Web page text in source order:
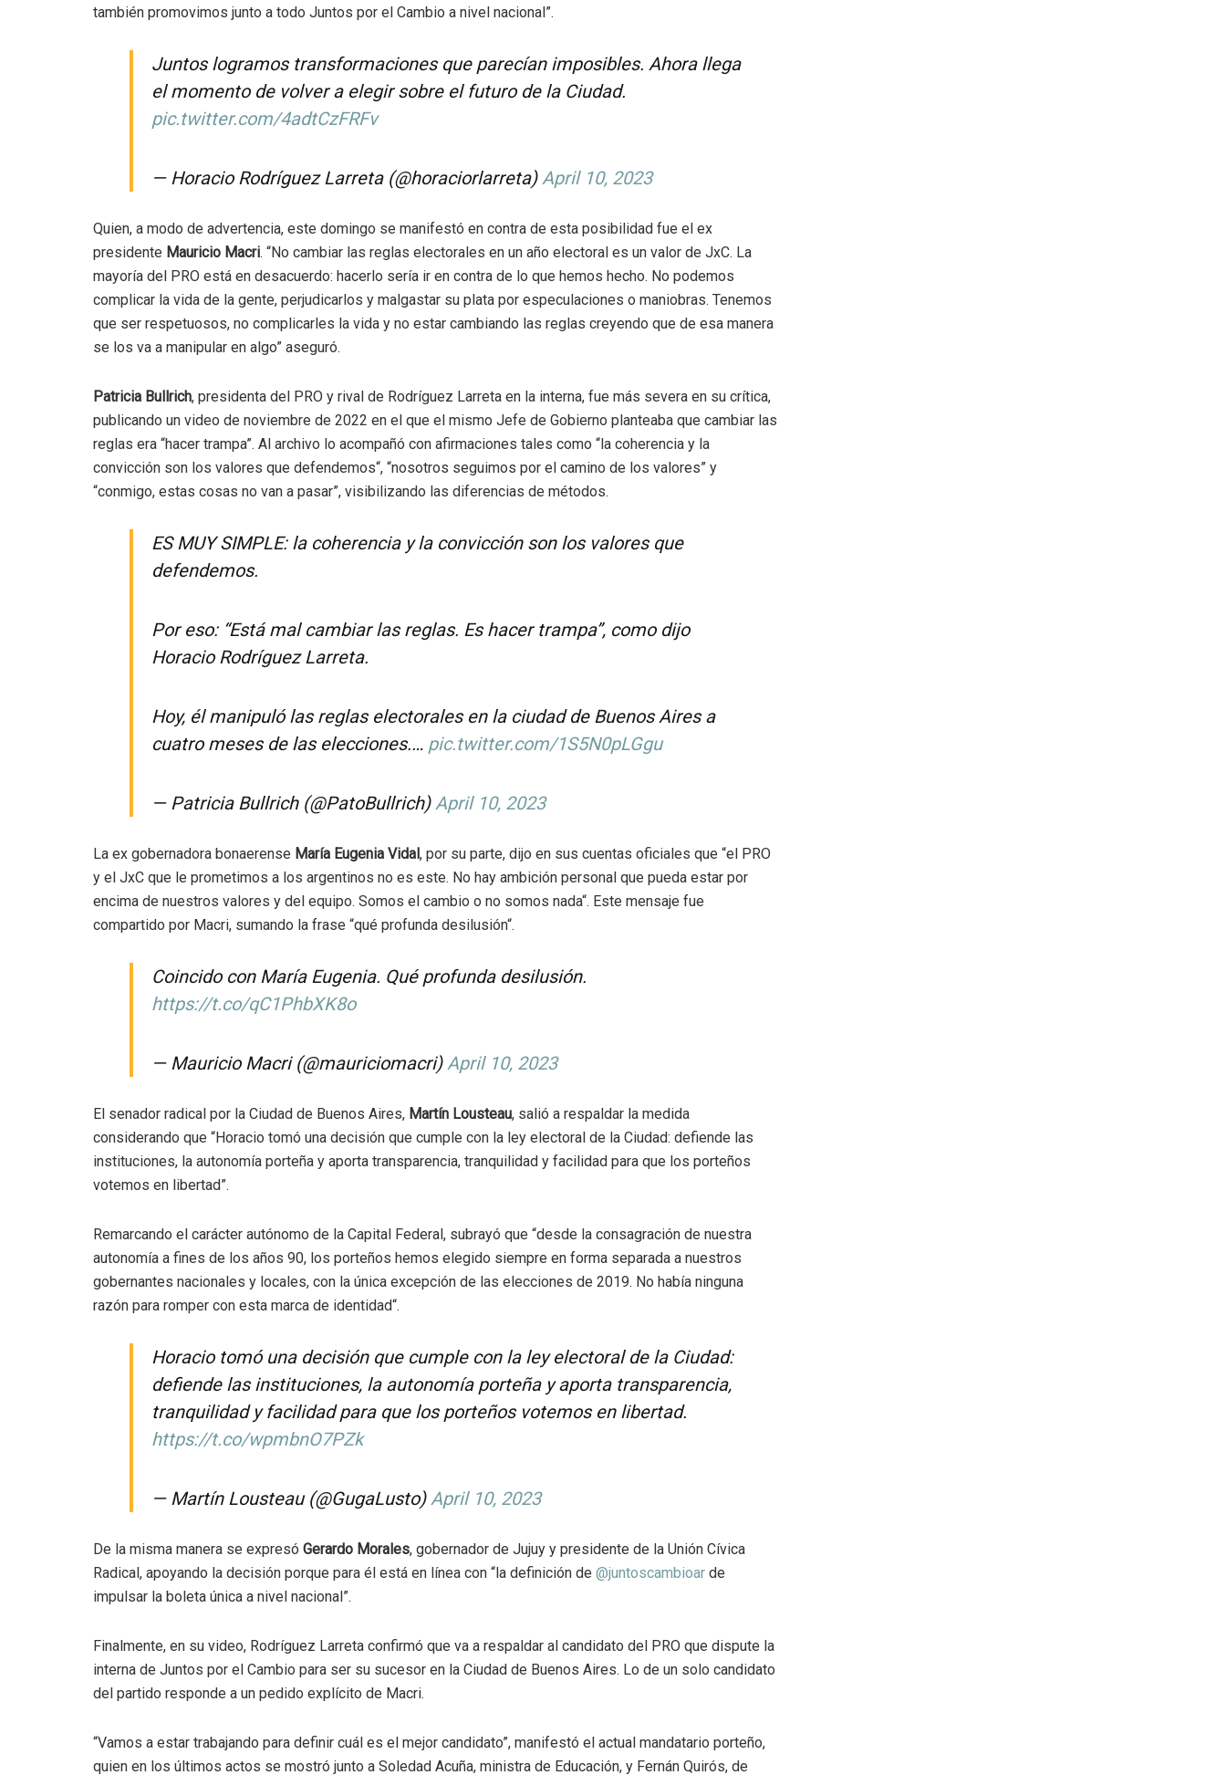
también promovimos junto a todo Juntos por el Cambio a nivel nacional”.
Juntos logramos transformaciones que parecían imposibles. Ahora llega
el momento de volver a elegir sobre el futuro de la Ciudad.
pic.twitter.com/4adtCzFRFv
— Horacio Rodríguez Larreta (@horaciorlarreta) April 10, 2023
Quien, a modo de advertencia, este domingo se manifestó en contra de esta posibilidad fue el ex
presidente Mauricio Macri. “No cambiar las reglas electorales en un año electoral es un valor de JxC. La
mayoría del PRO está en desacuerdo: hacerlo sería ir en contra de lo que hemos hecho. No podemos
complicar la vida de la gente, perjudicarlos y malgastar su plata por especulaciones o maniobras. Tenemos
que ser respetuosos, no complicarles la vida y no estar cambiando las reglas creyendo que de esa manera
se los va a manipular en algo” aseguró.
Patricia Bullrich, presidenta del PRO y rival de Rodríguez Larreta en la interna, fue más severa en su crítica,
publicando un video de noviembre de 2022 en el que el mismo Jefe de Gobierno planteaba que cambiar las
reglas era “hacer trampa”. Al archivo lo acompañó con afirmaciones tales como “la coherencia y la
convicción son los valores que defendemos“, “nosotros seguimos por el camino de los valores” y
“conmigo, estas cosas no van a pasar”, visibilizando las diferencias de métodos.
ES MUY SIMPLE: la coherencia y la convicción son los valores que
defendemos.
Por eso: “Está mal cambiar las reglas. Es hacer trampa”, como dijo
Horacio Rodríguez Larreta.
Hoy, él manipuló las reglas electorales en la ciudad de Buenos Aires a
cuatro meses de las elecciones.… pic.twitter.com/1S5N0pLGgu
— Patricia Bullrich (@PatoBullrich) April 10, 2023
La ex gobernadora bonaerense María Eugenia Vidal, por su parte, dijo en sus cuentas oficiales que “el PRO
y el JxC que le prometimos a los argentinos no es este. No hay ambición personal que pueda estar por
encima de nuestros valores y del equipo. Somos el cambio o no somos nada“. Este mensaje fue
compartido por Macri, sumando la frase “qué profunda desilusión“.
Coincido con María Eugenia. Qué profunda desilusión.
https://t.co/qC1PhbXK8o
— Mauricio Macri (@mauriciomacri) April 10, 2023
El senador radical por la Ciudad de Buenos Aires, Martín Lousteau, salió a respaldar la medida
considerando que “Horacio tomó una decisión que cumple con la ley electoral de la Ciudad: defiende las
instituciones, la autonomía porteña y aporta transparencia, tranquilidad y facilidad para que los porteños
votemos en libertad”.
Remarcando el carácter autónomo de la Capital Federal, subrayó que “desde la consagración de nuestra
autonomía a fines de los años 90, los porteños hemos elegido siempre en forma separada a nuestros
gobernantes nacionales y locales, con la única excepción de las elecciones de 2019. No había ninguna
razón para romper con esta marca de identidad“.
Horacio tomó una decisión que cumple con la ley electoral de la Ciudad:
defiende las instituciones, la autonomía porteña y aporta transparencia,
tranquilidad y facilidad para que los porteños votemos en libertad.
https://t.co/wpmbnO7PZk
— Martín Lousteau (@GugaLusto) April 10, 2023
De la misma manera se expresó Gerardo Morales, gobernador de Jujuy y presidente de la Unión Cívica
Radical, apoyando la decisión porque para él está en línea con “la definición de @juntoscambioar de
impulsar la boleta única a nivel nacional”.
Finalmente, en su video, Rodríguez Larreta confirmó que va a respaldar al candidato del PRO que dispute la
interna de Juntos por el Cambio para ser su sucesor en la Ciudad de Buenos Aires. Lo de un solo candidato
del partido responde a un pedido explícito de Macri.
“Vamos a estar trabajando para definir cuál es el mejor candidato”, manifestó el actual mandatario porteño,
quien en los últimos actos se mostró junto a Soledad Acuña, ministra de Educación, y Fernán Quirós, de